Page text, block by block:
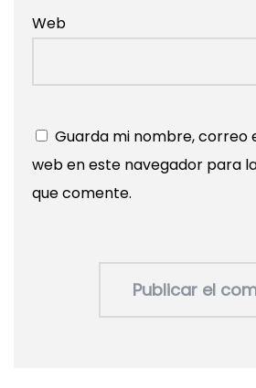
Web
Guarda mi nombre, correo
web en este navegador para
que comente.